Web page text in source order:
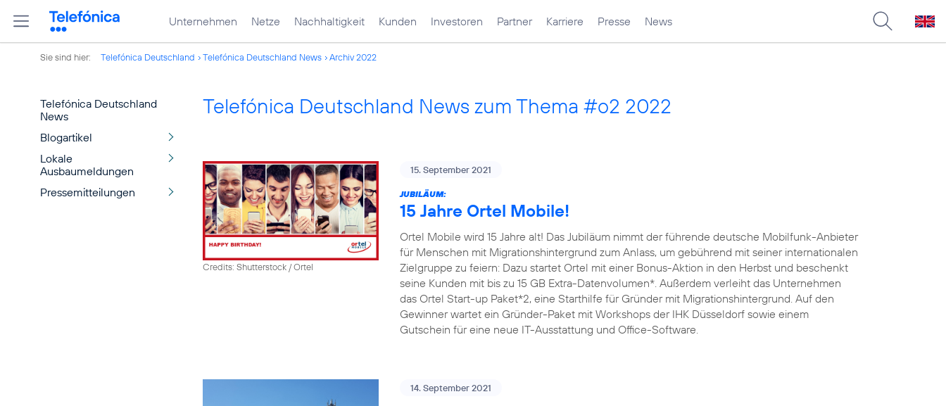
Unternehmen Netze Nachhaltigkeit Kunden Investoren Partner Karriere Presse News
Sie sind hier: Telefónica Deutschland Telefónica Deutschland News Archiv 2022
Telefónica Deutschland
News
Blogartikel
Lokale
Ausbaumeldungen
Pressemitteilungen
Telefónica Deutschland News zum Thema #o2 2022
Credits: Shutterstock / Ortel
15. September 2021
JUBILÄUM:
15 Jahre Ortel Mobile!
Ortel Mobile wird 15 Jahre alt! Das Jubiläum nimmt der führende deutsche Mobilfunk-Anbieter
für Menschen mit Migrationshintergrund zum Anlass, um gebührend mit seiner internationalen
Zielgruppe zu feiern: Dazu startet Ortel mit einer Bonus-Aktion in den Herbst und beschenkt
seine Kunden mit bis zu 15 GB Extra-Datenvolumen*. Außerdem verleiht das Unternehmen
das Ortel Start-up Paket*2, eine Starthilfe für Gründer mit Migrationshintergrund. Auf den
Gewinner wartet ein Gründer-Paket mit Workshops der IHK Düsseldorf sowie einem
Gutschein für eine neue IT-Ausstattung und Office-Software.
14. September 2021